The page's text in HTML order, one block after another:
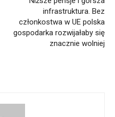
infrastruktura. Bez
członkostwa w UE polska
gospodarka rozwijałaby się
znacznie wolniej